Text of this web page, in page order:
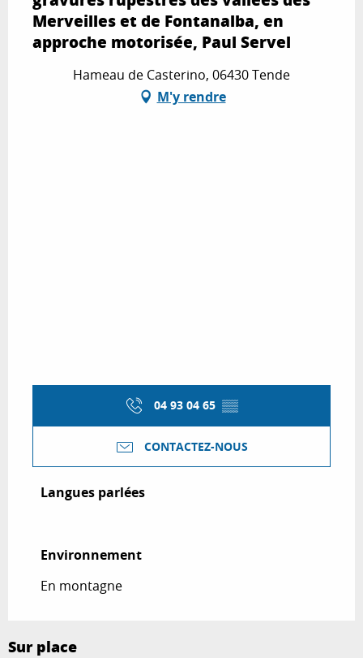
Merveilles et de Fontanalba, en
approche motorisée, Paul Servel
Hameau de Casterino, 06430 Tende
M'y rendre
04 93 04 65 ▒▒
CONTACTEZ-NOUS
Langues parlées
Langues parlées
Environnement
Environnement
En montagne
Sur place